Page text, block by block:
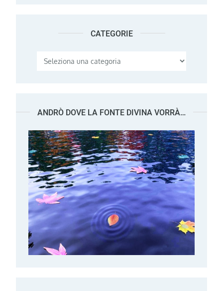
CATEGORIE
Categorie
ANDRÒ DOVE LA FONTE DIVINA VORRÀ…